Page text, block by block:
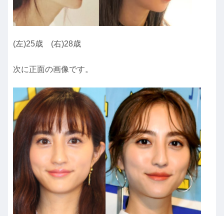
(左)25歳 (右)28歳
次に正面の画像です。